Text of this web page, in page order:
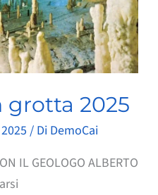
grotta 2025
/ Di DemoCai
IL GEOLOGO ALBERTO